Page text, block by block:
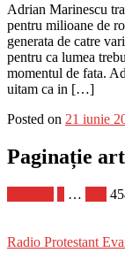
Adrian Marinescu
pentru milioane de
generata de catre
pentru ca lumea
momentul de fata.
uitam ca in […]
Posted on 21 iunie
Paginație
…
Radio Protestant